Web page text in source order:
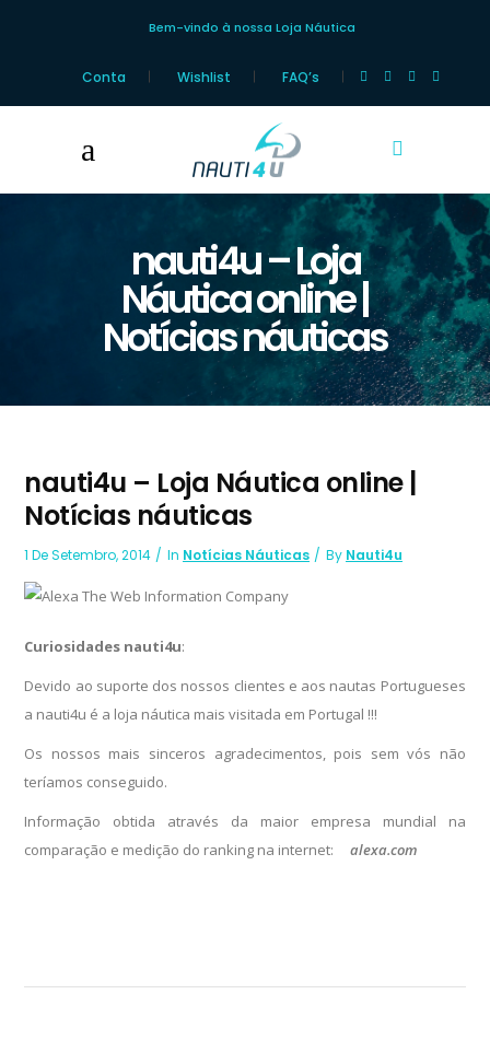
Bem-vindo à nossa Loja Náutica
Conta Wishlist FAQ’s
nauti4u – Loja
Náutica online |
Notícias náuticas
nauti4u – Loja Náutica online |
Notícias náuticas
1 De Setembro, 2014 In Notícias Náuticas By Nauti4u
Curiosidades nauti4u:
Devido ao suporte dos nossos clientes e aos nautas Portugueses
a nauti4u é a loja náutica mais visitada em Portugal !!!
Os nossos mais sinceros agradecimentos, pois sem vós não
teríamos conseguido.
Informação obtida através da maior empresa mundial na
comparação e medição do ranking na internet:alexa.com